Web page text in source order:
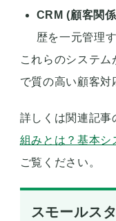
CRM (顧客関
歴を一元管理
これらのシステ
で質の高い顧客対
詳しくは関連記事
組みとは？基本シ
ご覧ください。
スモールス